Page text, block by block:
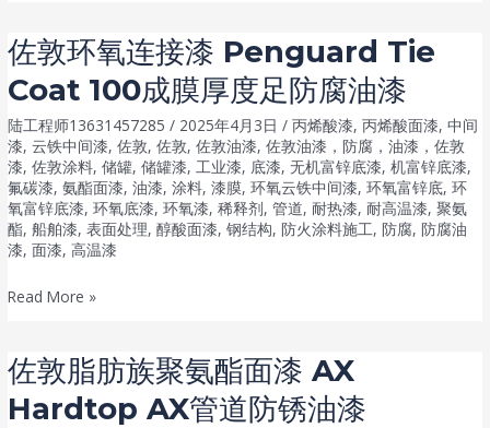
油
漆
性
快
环
氧
厚
浆
漆
express
耐
化
学
佐敦环氧连接漆 Penguard Tie
Coat 100成膜厚度足防腐油漆
陆工程师13631457285/ 2025年4月3日/丙烯酸漆,丙烯酸面漆,中间
漆,云铁中间漆,佐敦,佐敦,佐敦油漆,佐敦油漆，防腐，油漆，佐敦
漆,佐敦涂料,储罐,储罐漆,工业漆, 底漆,无机富锌底漆,机富锌底漆,
氟碳漆,氨酯面漆,油漆,涂料,漆膜,环氧云铁中间漆,环氧富锌底,环
氧富锌底漆,环氧底漆,环氧漆,稀释剂,管道, 耐热漆, 耐高温漆,聚氨
酯,船舶漆,表面处理,醇酸面漆,钢结构, 防火涂料施工, 防腐, 防腐油
漆,面漆,高温漆
佐
氧
连
Read More »
佐敦脂肪族聚氨酯面漆 AX
Hardtop AX管道防锈油漆